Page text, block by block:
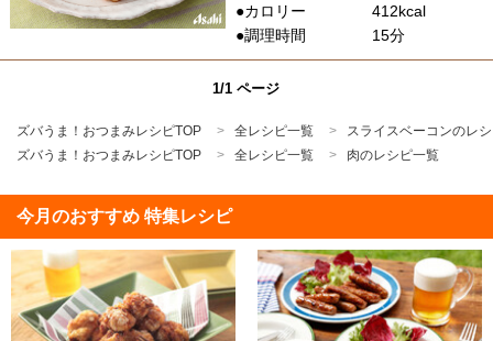
●カロリー
412kcal
●調理時間
15分
1/1 ページ
ズバうま！おつまみレシピTOP 全レシピ一覧
スライスベーコンのレ
ズバうま！おつまみレシピTOP
全レシピ一覧 肉のレシピ一覧
今月のおすすめ 特集レシピ